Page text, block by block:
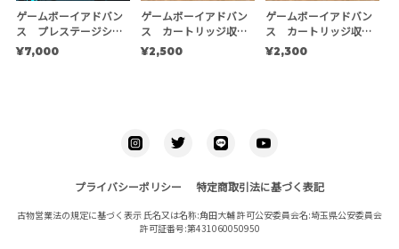
ゲームボーイアドバン
ス プレステージシェ
ルキット 【EXE】
¥7,000
ゲームボーイアドバン
ス カートリッジ収納
ケース
¥2,500
ゲームボーイアドバン
ス カートリッジ収納
ケース ※複数個用
¥2,300
プライバシーポリシー 特定商取引法に基づく表記
古物営業法の規定に基づく表示 氏名又は名称:角田大輔 許可公安委員会名:埼玉県公安委員会
許可証番号:第431060050950